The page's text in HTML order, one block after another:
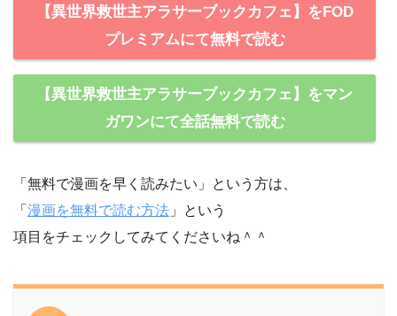
【異世界救世主アラサーブックカフェ】をFOD
プレミアムにて無料で読む
【異世界救世主アラサーブックカフェ】をマン
ガワンにて全話無料で読む
「無料で漫画を早く読みたい」という方は、
「 漫画を無料で読む方法 」という
項目をチェックしてみてくださいね＾＾